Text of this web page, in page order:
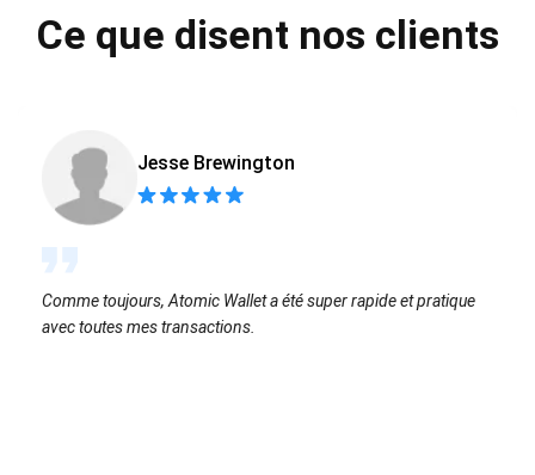
Ce que disent nos clients
Jesse Brewington
Comme toujours, Atomic Wallet a été super rapide et pratique
avec toutes mes transactions.